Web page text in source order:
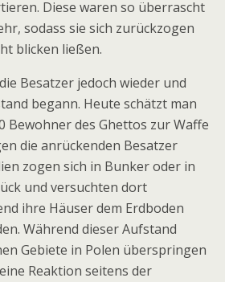
Diese waren so überrascht
sodass sie sich zurückzogen
blicken ließen.
Besatzer jedoch wieder und
begann. Heute schätzt man
Bewohner des Ghettos zur Waffe
die anrückenden Besatzer
zogen sich in Bunker oder in
und versuchten dort
ihre Häuser dem Erdboden
Während dieser Aufstand
Gebiete in Polen überspringen
Reaktion seitens der